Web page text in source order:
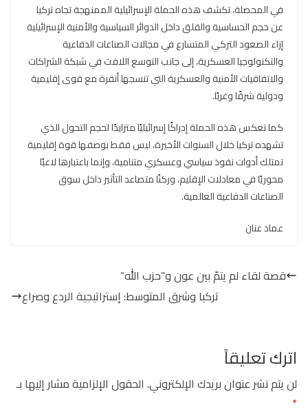
في المحصلة، تكشف هذه الحملة الإسرائيلية الممنهجة تجاه تركيا
عن حجم الحساسية والقلق داخل الدوائر السياسية والأمنية الإسرائيلية
إزاء الصعود التركي المتسارع في مجالات الصناعات الدفاعية
والتكنولوجيا العسكرية، إلى جانب التوسع اللافت في شبكة الشراكات
والاتفاقيات الأمنية والعسكرية التي تنسجها أنقرة مع قوى إقليمية
ودولية شرقًا وغربًا.
كما تعكس هذه الحملة إدراكًا إسرائيليًا متزايدًا لحجم التحول الذي
تشهده تركيا خلال السنوات الأخيرة، ليس فقط بوصفها قوة إقليمية
تمتلك أدوات نفوذ سياسي وعسكري متنامية، وإنما باعتبارها لاعبًا
محوريًا في معادلات الإقليم، وركنًا متصاعد التأثير داخل سوق
الصناعات الدفاعية العالمية.
عماد عنان
قصة لقاء لم يتمّ بين عون و”حزب الله”
تركيا وشرق المتوسط: إستراتيجية الردع وصراع
اترك تعليقاً
لن يتم نشر عنوان بريدك الإلكتروني. الحقول الإلزامية مشار إليها بـ
*